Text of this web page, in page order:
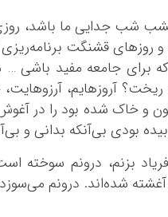
شب جدایی ما باشد،
روزهای قشنگت
برای جامعه‌ مفید باشی
آروزهایم،
و خاک شده بود را در
بودی بی‌آنکه بدانی و
بزنم، درونم سوخته
شده‌اند. درونم